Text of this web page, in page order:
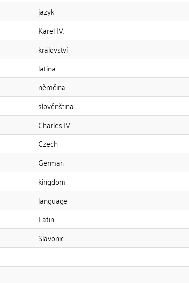
jazyk
Karel IV.
království
latina
němčina
slověnština
Charles IV
Czech
German
kingdom
language
Latin
Slavonic